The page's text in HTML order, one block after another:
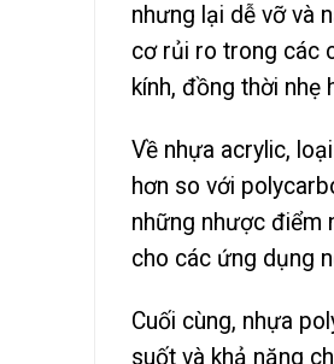
nhưng lại dễ vỡ và
cơ rủi ro trong các
kính, đồng thời nhẹ
Về nhựa acrylic,
hơn so với
những nhược điểm
cho các ứng dụng
Cuối cùng, nhựa
suốt và khả năng